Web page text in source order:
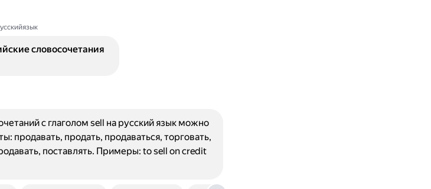
словосочетания
с глаголом sell на русский язык можно
продавать, продать, продаваться, торговать,
поставлять. Примеры: to sell on credit